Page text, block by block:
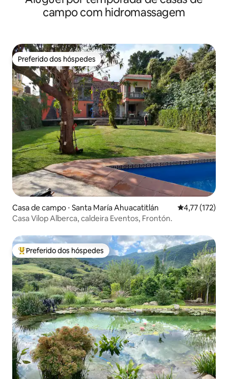
campo com hidromassagem
Preferido dos hóspedes
Preferido dos hóspedes
Casa de campo ⋅ Santa María Ahuacatitlán 4,77 de uma
4,77 (172)
Casa Vilop Alberca, caldeira Eventos, Frontón.
Entre os melhores preferidos dos hóspedes
Preferido dos hóspedes